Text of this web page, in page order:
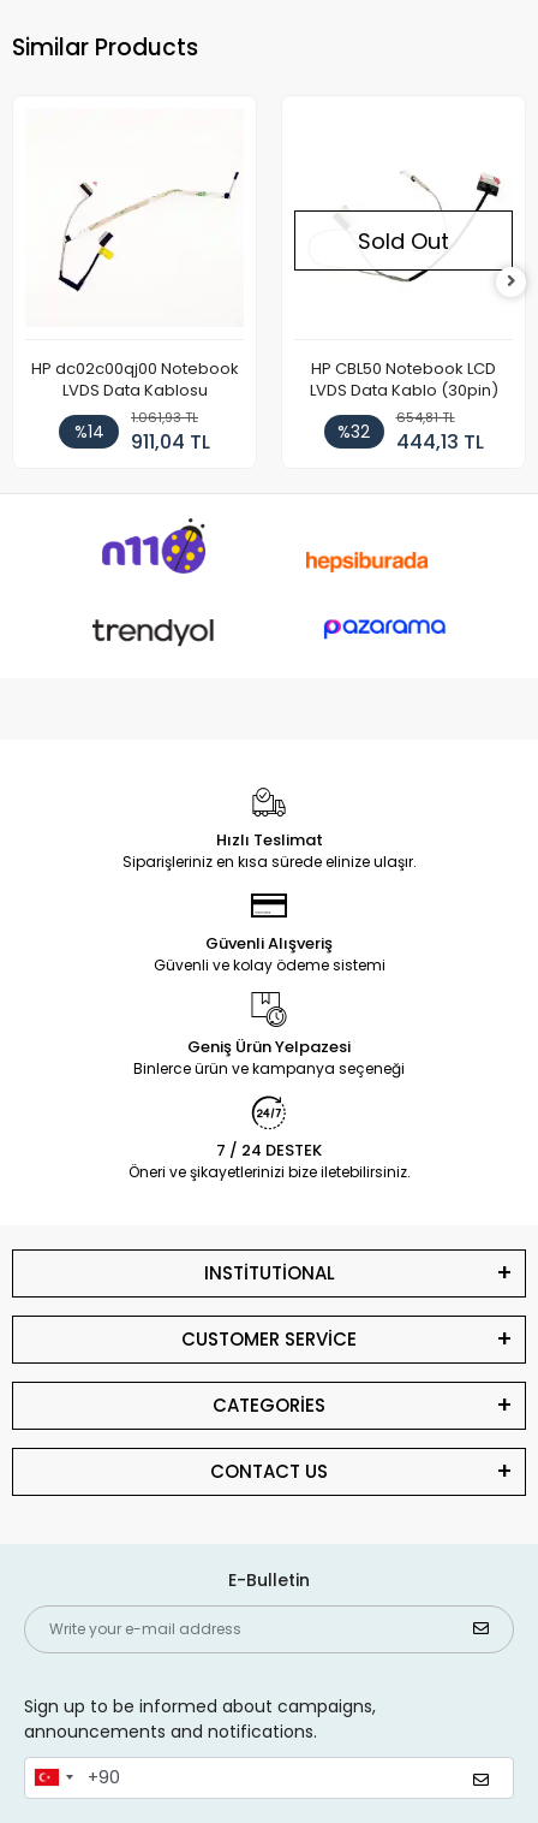
Similar Products
HP dc02c00qj00 Notebook
LVDS Data Kablosu
%14
1.061,93 TL
911,04 TL
Sold Out
HP CBL50 Notebook LCD
LVDS Data Kablo (30pin)
%32
654,81 TL
444,13 TL
Hızlı Teslimat
Siparişleriniz en kısa sürede elinize ulaşır.
Güvenli Alışveriş
Güvenli ve kolay ödeme sistemi
Geniş Ürün Yelpazesi
Binlerce ürün ve kampanya seçeneği
7 / 24 DESTEK
Öneri ve şikayetlerinizi bize iletebilirsiniz.
INSTİTUTİONAL
CUSTOMER SERVİCE
CATEGORİES
CONTACT US
E-Bulletin
Sign up to be informed about campaigns,
announcements and notifications.